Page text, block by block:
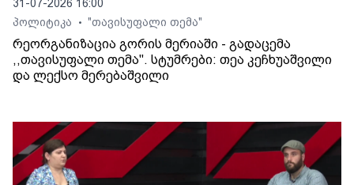
31-07-2026 16:00
პოლიტიკა
• "თავისუფალი თემა"
რეორგანიზაცია გორის მერიაში - გადაცემა
,,თავისუფალი თემა". სტუმრები: თეა კეჩხუაშვილი
და ლექსო მერებაშვილი